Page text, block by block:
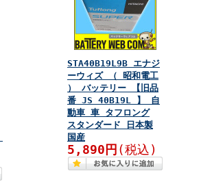
STA40B19L9B エナジ
ーウィズ （ 昭和電工
） バッテリー 【旧品
番 JS 40B19L 】 自
動車 車 タフロング
スタンダード 日本製
国産
5,890円 (税込)